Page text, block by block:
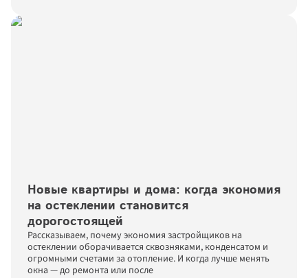
Новые квартиры и дома: когда экономия
на остеклении становится
дорогостоящей
Рассказываем, почему экономия застройщиков на
остеклении оборачивается сквозняками, конденсатом и
огромными счетами за отопление. И когда лучше менять
окна — до ремонта или после